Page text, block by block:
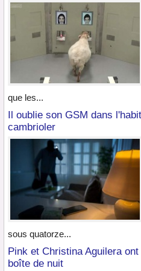
que les...
Il oublie son GSM dans
cambrioler
sous quatorze...
Pink et Christina Aguilera
boîte de nuit